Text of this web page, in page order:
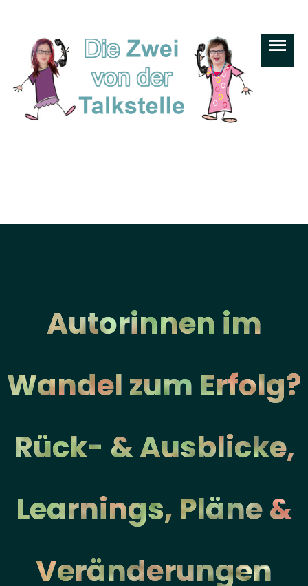
Autorinnen im
Wandel zum Erfolg?
Rück- & Ausblicke,
Learnings, Pläne &
Veränderungen